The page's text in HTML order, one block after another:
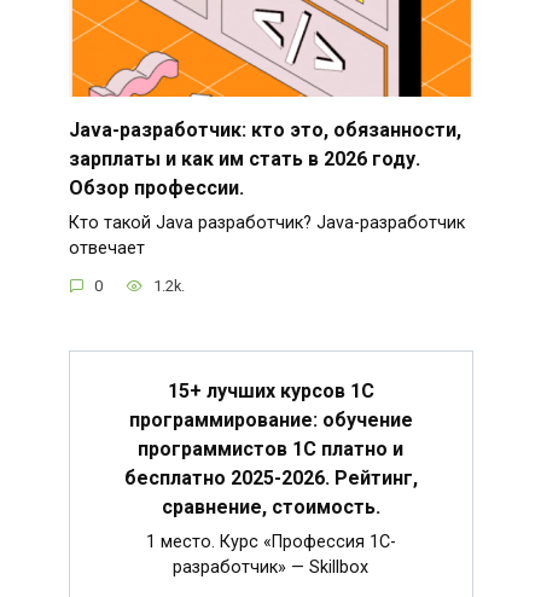
Java-разработчик: кто это, обязанности,
зарплаты и как им стать в 2026 году.
Обзор профессии.
Кто такой Java разработчик? Java-разработчик
отвечает
0 1.2k.
15+ лучших курсов 1С
программирование: обучение
программистов 1С платно и
бесплатно 2025-2026. Рейтинг,
сравнение, стоимость.
1 место. Курс «Профессия 1C-
разработчик» — Skillbox